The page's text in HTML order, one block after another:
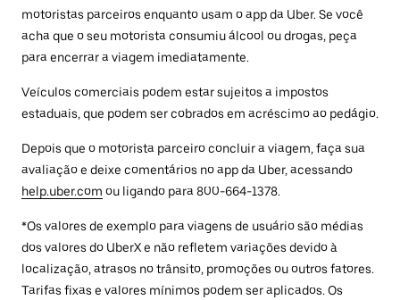
motoristas parceiros enquanto usam o app da Uber. Se você
acha que o seu motorista consumiu álcool ou drogas, peça
para encerrar a viagem imediatamente.
Veículos comerciais podem estar sujeitos a impostos
estaduais, que podem ser cobrados em acréscimo ao pedágio.
Depois que o motorista parceiro concluir a viagem, faça sua
avaliação e deixe comentários no app da Uber, acessando
help.uber.com ou ligando para 800-664-1378.
*Os valores de exemplo para viagens de usuário são médias
dos valores do UberX e não refletem variações devido à
localização, atrasos no trânsito, promoções ou outros fatores.
Tarifas fixas e valores mínimos podem ser aplicados. Os